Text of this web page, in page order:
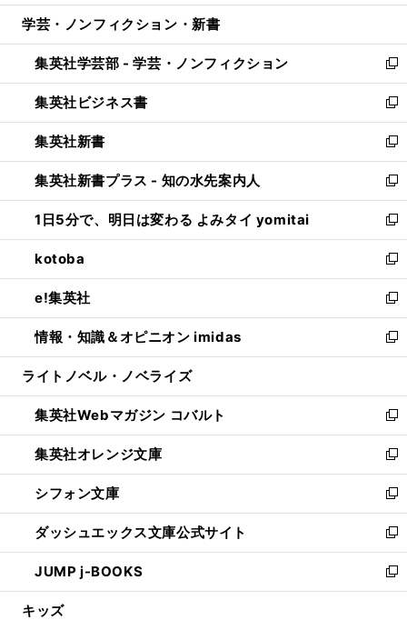
開
ウ
開
く
ン
ウ
で
開
く
ウ
ン
ド
ウ
で
開
く
し
ウ
ィ
ン
ド
ウ
で
開
く
学芸・ノンフィクション・新書
集英社学芸部 - 学芸・ノンフィクション
新
し
い
ウ
ィ
ン
ド
ウ
で
開
く
集英社ビジネス書
新
し
い
ウ
ィ
ン
ド
ウ
で
開
く
集英社新書
新
し
い
ウ
ィ
ン
ド
ウ
で
開
く
集英社新書プラス - 知の水先案内人
新
し
い
ウ
ィ
ン
ド
ウ
で
開
1日5分で、明日は変わる よみタイ yomitai
新
し
い
ウ
ィ
ン
ド
ウ
開
く
kotoba
新
し
い
ウ
ィ
ン
ウ
で
開
く
e!集英社
新
し
い
ウ
ン
ド
ウ
で
開
く
情報・知識＆オピニオン imidas
新
し
ウ
ィ
ン
ド
ウ
で
開
く
ライトノベル・ノベライズ
集英社Webマガジン コバルト
新
し
い
ウ
ィ
ン
ド
ウ
で
開
集英社オレンジ文庫
新
し
い
ウ
ィ
ン
ド
ウ
シフォン文庫
新
し
い
ウ
ィ
ン
ダッシュエックス文庫公式サイト
新
し
い
ウ
JUMP j-BOOKS
新
し
キッズ